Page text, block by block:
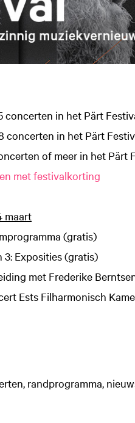
concerten in het Pärt
concerten in het Pärt
of meer in het Pärt
met festivalkorting
maart
(gratis)
3: Exposities (gratis)
met Frederike
Ests Filharmonisch
randprogramma,